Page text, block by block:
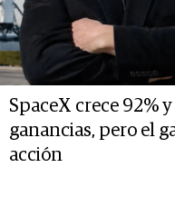
SpaceX crece 92%
ganancias, pero el
acción